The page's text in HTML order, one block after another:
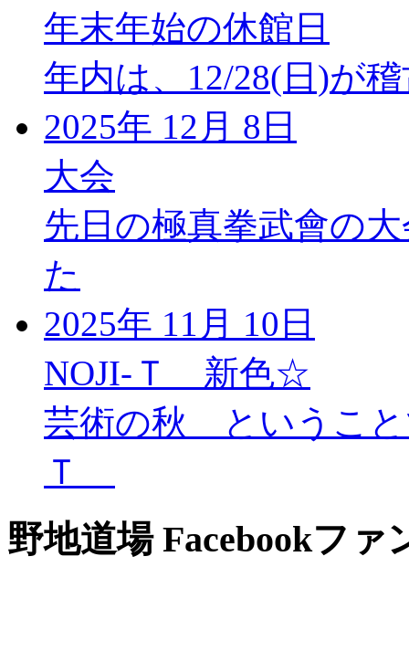
年末年始の休館日
年内は、12/28(日)が
2025年 12月 8日
大会
先日の極真拳武會の
た
2025年 11月 10日
NOJI‐Ｔ 新色☆
芸術の秋 ということ
Ｔ
野地道場 Facebookファ